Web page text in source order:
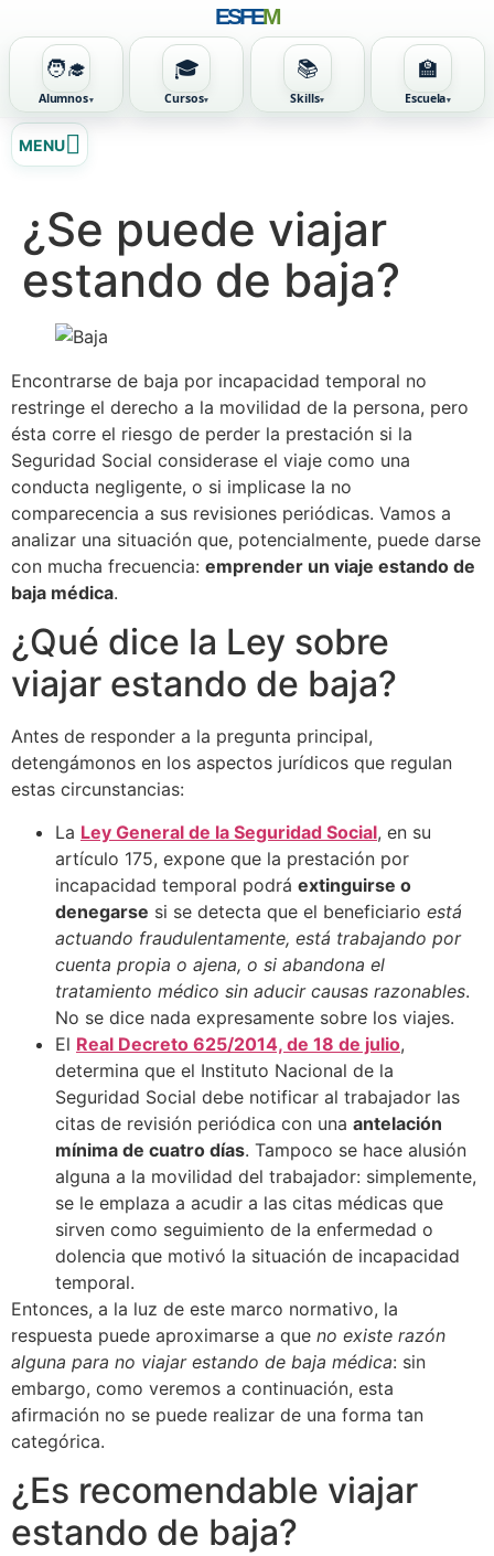
ESFEM
🧑‍🎓
Alumnos
🎓
Cursos
📚
Skills
🏫
Escuela
al
MENU
¿Se puede viajar
estando de baja?
Encontrarse de baja por incapacidad temporal no
restringe el derecho a la movilidad de la persona, pero
ésta corre el riesgo de perder la prestación si la
Seguridad Social considerase el viaje como una
conducta negligente, o si implicase la no
comparecencia a sus revisiones periódicas. Vamos a
analizar una situación que, potencialmente, puede darse
con mucha frecuencia: emprender un viaje estando de
baja médica.
¿Qué dice la Ley sobre
viajar estando de baja?
Antes de responder a la pregunta principal,
detengámonos en los aspectos jurídicos que regulan
estas circunstancias:
La Ley General de la Seguridad Social, en su
artículo 175, expone que la prestación por
incapacidad temporal podrá extinguirse o
denegarse si se detecta que el beneficiario está
actuando fraudulentamente, está trabajando por
cuenta propia o ajena, o si abandona el
tratamiento médico sin aducir causas razonables.
No se dice nada expresamente sobre los viajes.
El Real Decreto 625/2014, de 18 de julio,
determina que el Instituto Nacional de la
Seguridad Social debe notificar al trabajador las
citas de revisión periódica con una antelación
mínima de cuatro días. Tampoco se hace alusión
alguna a la movilidad del trabajador: simplemente,
se le emplaza a acudir a las citas médicas que
sirven como seguimiento de la enfermedad o
dolencia que motivó la situación de incapacidad
temporal.
Entonces, a la luz de este marco normativo, la
respuesta puede aproximarse a que no existe razón
alguna para no viajar estando de baja médica: sin
embargo, como veremos a continuación, esta
afirmación no se puede realizar de una forma tan
categórica.
¿Es recomendable viajar
estando de baja?